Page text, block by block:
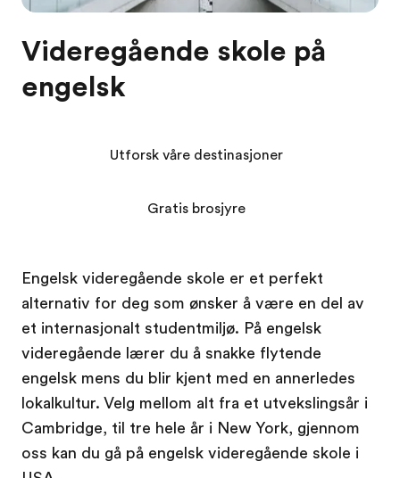
Videregående skole på
engelsk
Engelsk videregående skole er et perfekt
alternativ for deg som ønsker å være en del av
et internasjonalt studentmiljø. På engelsk
videregående lærer du å snakke flytende
engelsk mens du blir kjent med en annerledes
lokalkultur. Velg mellom alt fra et utvekslingsår i
Cambridge, til tre hele år i New York, gjennom
oss kan du gå på engelsk videregående skole i
Utforsk våre destinasjoner
Gratis brosjyre